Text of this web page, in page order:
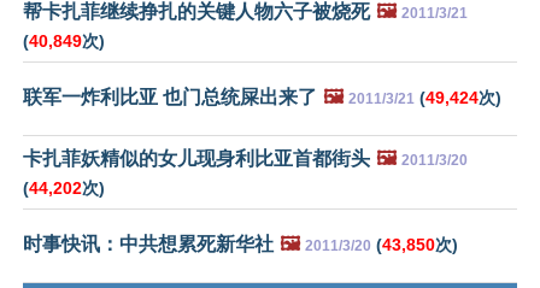
帮卡扎菲继续挣扎的关键人物六子被烧死 🖼️ 2011/3/21
(40,849次)
联军一炸利比亚 也门总统屎出来了 🖼️ 2011/3/21 (49,424次)
卡扎菲妖精似的女儿现身利比亚首都街头 🖼️ 2011/3/20
(44,202次)
时事快讯：中共想累死新华社 🖼️ 2011/3/20 (43,850次)